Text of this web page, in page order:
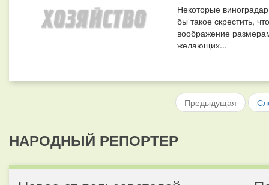
Некоторые
бы такое скрестить,
воображение
желающих...
Предыдущая
НАРОДНЫЙ РЕПОРТЕР